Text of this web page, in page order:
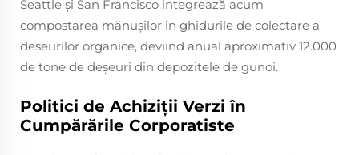
Seattle și San Francisco integrează acum
compostarea mănușilor în ghidurile de colectare a
deșeurilor organice, deviind anual aproximativ 12.000
de tone de deșeuri din depozitele de gunoi.
Politici de Achiziții Verzi în
Cumpărările Corporatiste